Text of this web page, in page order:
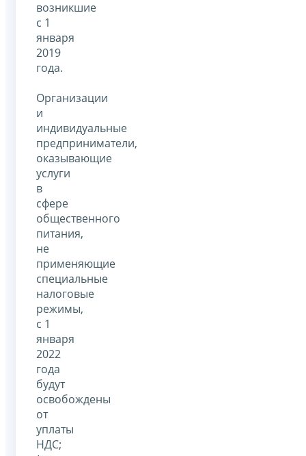
возникшие
с 1
января
2019
года.
Организации
и
индивидуальные
предприниматели,
оказывающие
услуги
в
сфере
общественного
питания,
не
применяющие
специальные
налоговые
режимы,
с 1
января
2022
года
будут
освобождены
от
уплаты
НДС;